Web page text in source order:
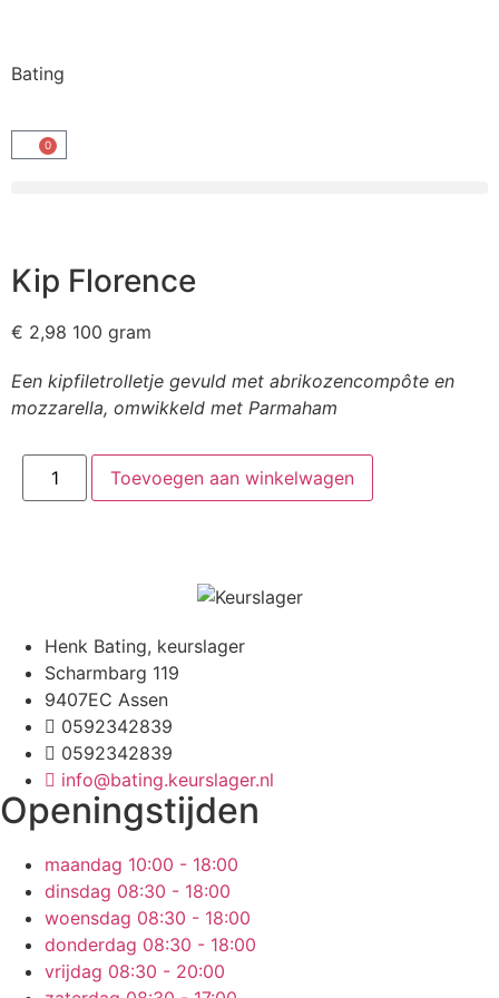
Bating
0
Kip Florence
€ 2,98 100 gram
Een kipfiletrolletje gevuld met abrikozencompôte en
mozzarella, omwikkeld met Parmaham
Toevoegen aan winkelwagen
Henk Bating, keurslager
Scharmbarg 119
9407EC Assen
0592342839
0592342839
info@bating.keurslager.nl
Openingstijden
maandag 10:00 - 18:00
dinsdag 08:30 - 18:00
woensdag 08:30 - 18:00
donderdag 08:30 - 18:00
vrijdag 08:30 - 20:00